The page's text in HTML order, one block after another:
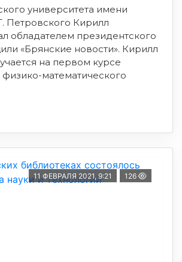
университета имени
Петровского Кирилл
обладателем президентского
«Брянские новости». Кирилл
на первом курсе
физико-математического
11 ФЕВРАЛЯ 2021, 9:21 126